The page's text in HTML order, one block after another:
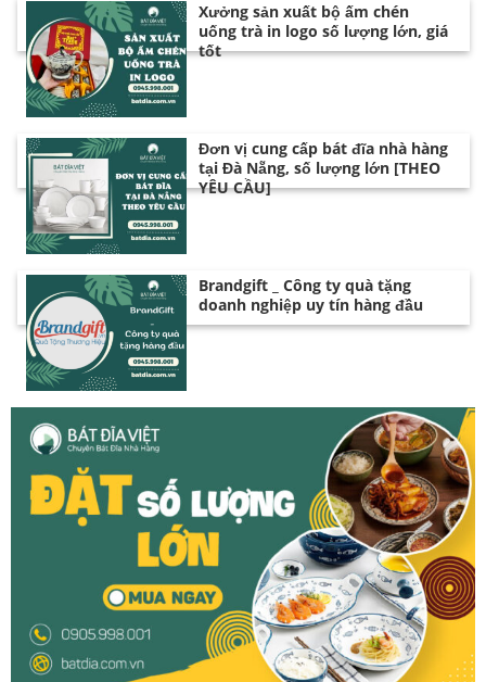
Xưởng sản xuất bộ ấm chén
uống trà in logo số lượng lớn, giá
tốt
Đơn vị cung cấp bát đĩa nhà hàng
tại Đà Nẵng, số lượng lớn [THEO
YÊU CẦU]
Brandgift _ Công ty quà tặng
doanh nghiệp uy tín hàng đầu